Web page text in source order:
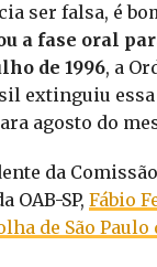
ser falsa, é
a fase oral
de 1996, a
extinguiu essa
agosto do
da
OAB-SP, Fábio
de São Paulo